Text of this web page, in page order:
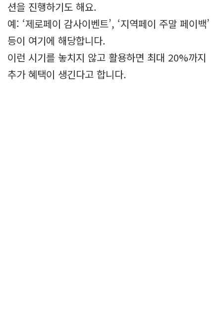
션을 진행하기도 해요.
예: ‘제로페이 감사이벤트’, ‘지역페이 주말 페이백’
등이 여기에 해당합니다.
이런 시기를 놓치지 않고 활용하면 최대 20%까지
추가 혜택이 생긴다고 합니다.